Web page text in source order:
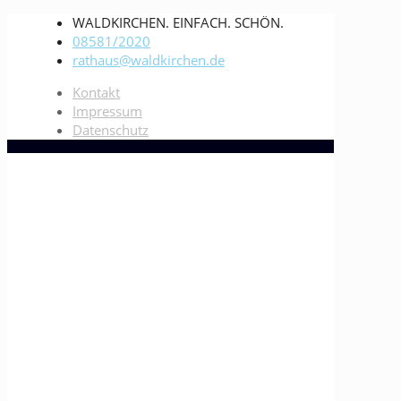
WALDKIRCHEN. EINFACH. SCHÖN.
08581/2020
rathaus@waldkirchen.de
Kontakt
Impressum
Datenschutz